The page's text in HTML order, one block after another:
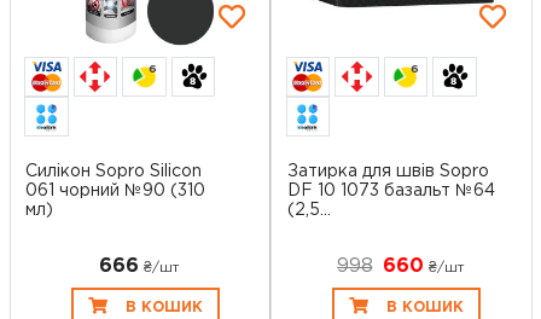
6
Силікон Sopro Silicon
061 чорний №90 (310
мл)
666 ₴/шт
В КОШИК
6
Затирка для швів Sopro
DF 10 1073 базальт №64
(2,5...
998 660₴/шт
В КОШИК